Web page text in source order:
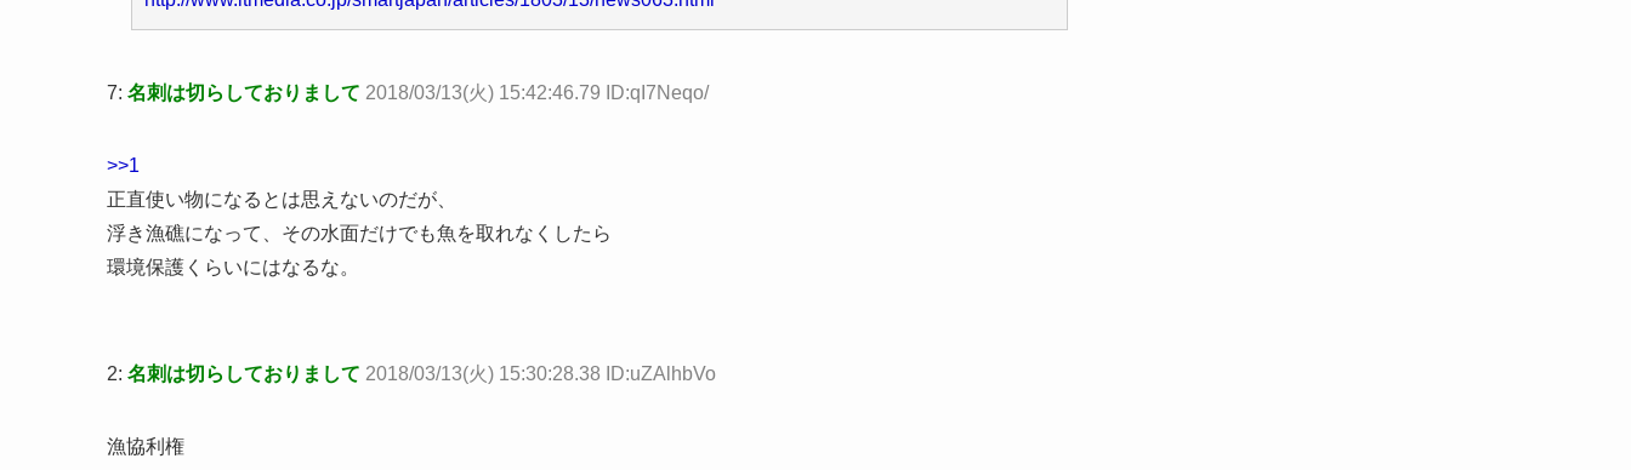
7: 名刺は切らしておりまして 2018/03/13(火) 15:42:46.79 ID:qI7Neqo/
>>1
正直使い物になるとは思えないのだが、
浮き漁礁になって、その水面だけでも魚を取れなくしたら
環境保護くらいにはなるな。
2: 名刺は切らしておりまして 2018/03/13(火) 15:30:28.38 ID:uZAlhbVo
漁協利権